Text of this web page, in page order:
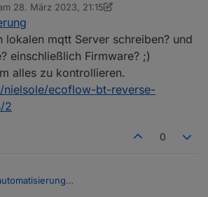
setzt. Scheinbar gibt's je ne lokale
Schnittstelle, die auch von einem
Home Assistant Plugin genutzt
wird.
Die ist auch nicht dokumentiert und kann
jederzeit durch ein Firmware-Update
geändert / entfernt werden. Aber häng
Dich doch gern rein und teile Deine
Ergebnisse - würde ich mich auch
28. März 2023, 21:15
von SvanSvan
lokalen mqtt Server schreiben? und
einschließlich Firmware? ;)
alles zu kontrollieren.
ecoflow-bt-reverse-
2
0